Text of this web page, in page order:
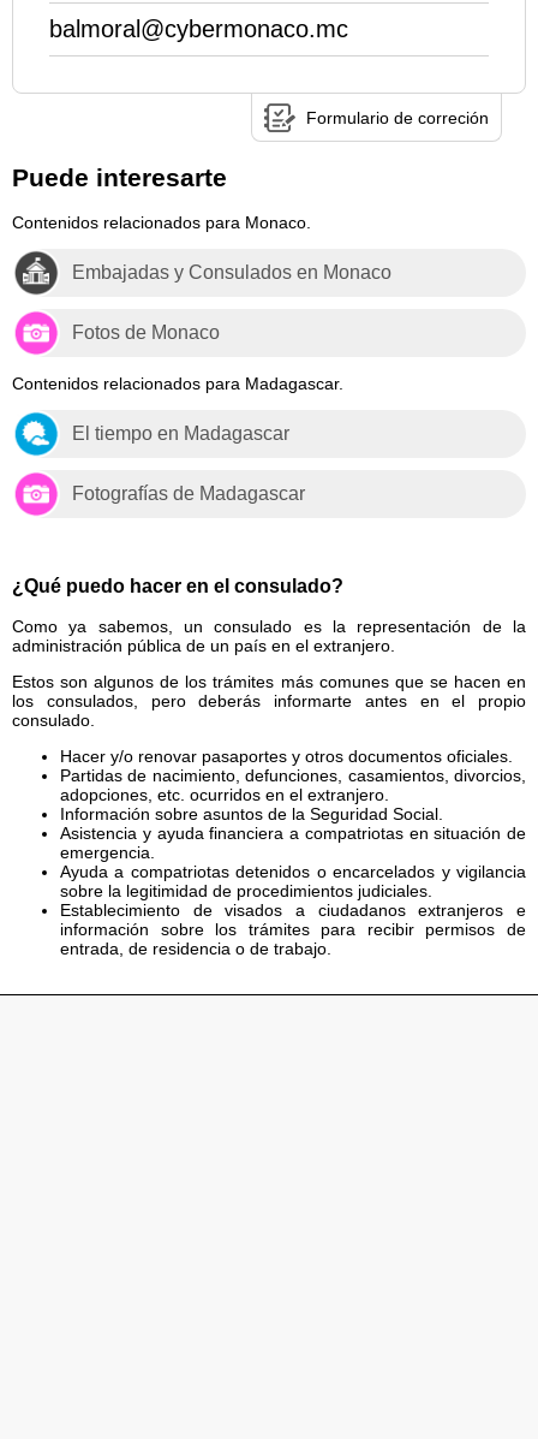
balmoral@cybermonaco.mc
Formulario de correción
Puede interesarte
Contenidos relacionados para Monaco.
Embajadas y Consulados en Monaco
Fotos de Monaco
Contenidos relacionados para Madagascar.
El tiempo en Madagascar
Fotografías de Madagascar
¿Qué puedo hacer en el consulado?
Como ya sabemos, un consulado es la representación de la
administración pública de un país en el extranjero.
Estos son algunos de los trámites más comunes que se hacen en
los consulados, pero deberás informarte antes en el propio
consulado.
Hacer y/o renovar pasaportes y otros documentos oficiales.
Partidas de nacimiento, defunciones, casamientos, divorcios,
adopciones, etc. ocurridos en el extranjero.
Información sobre asuntos de la Seguridad Social.
Asistencia y ayuda financiera a compatriotas en situación de
emergencia.
Ayuda a compatriotas detenidos o encarcelados y vigilancia
sobre la legitimidad de procedimientos judiciales.
Establecimiento de visados a ciudadanos extranjeros e
información sobre los trámites para recibir permisos de
entrada, de residencia o de trabajo.